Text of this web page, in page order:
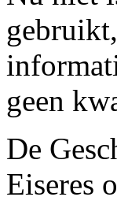
geen
De
Eiseres